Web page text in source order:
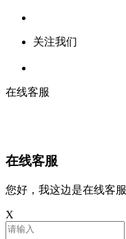
关注我们
在线客服
在线客服
您好，我这边是在线客服
X